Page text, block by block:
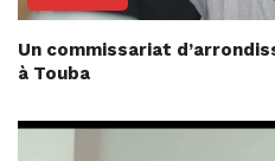
Un commissariat
à Touba